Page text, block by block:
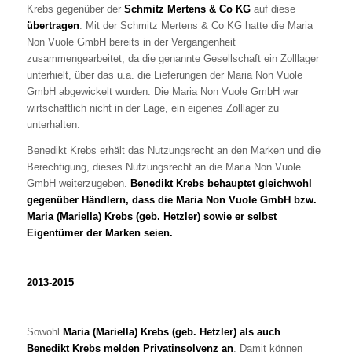
Krebs gegenüber der Schmitz Mertens & Co KGauf diese
übertragen. Mit der Schmitz Mertens & Co KG hatte die Maria
Non Vuole GmbH bereits in der Vergangenheit
zusammengearbeitet, da die genannte Gesellschaft ein Zolllager
unterhielt, über das u.a. die Lieferungen der Maria Non Vuole
GmbH abgewickelt wurden. Die Maria Non Vuole GmbH war
wirtschaftlich nicht in der Lage, ein eigenes Zolllager zu
unterhalten.
Benedikt Krebs erhält das Nutzungsrecht an den Marken und die
Berechtigung, dieses Nutzungsrecht an die Maria Non Vuole
GmbH weiterzugeben. Benedikt Krebs behauptet gleichwohl
gegenüber Händlern, dass die Maria Non Vuole GmbH bzw.
Maria (Mariella) Krebs (geb. Hetzler) sowie er selbst
Eigentümer der Marken seien.
2013-2015
Sowohl Maria (Mariella) Krebs (geb. Hetzler) als auch
Benedikt Krebs melden Privatinsolvenz an. Damit können